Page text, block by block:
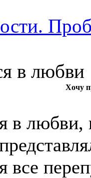
в любви
Хочу
в
все